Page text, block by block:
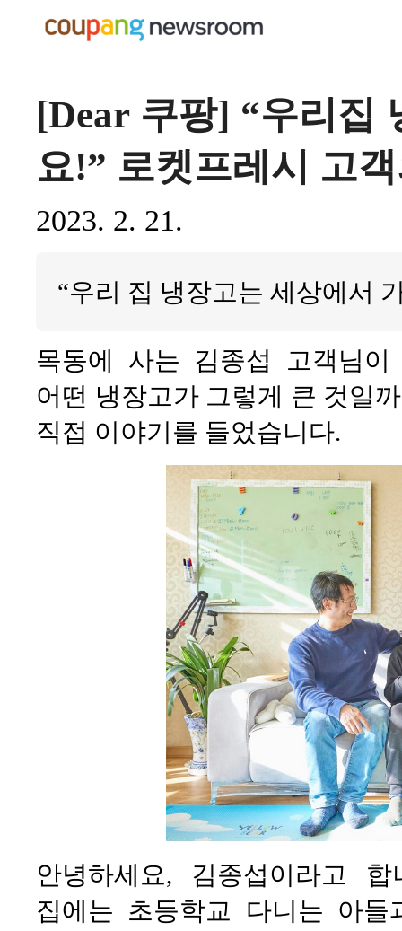
[Dear 쿠팡] “우리집
요!” 로켓프레시 고
2023. 2. 21.
“우리 집 냉장고는 세상에서
목동에 사는 김종섭 고객님
어떤 냉장고가 그렇게 큰 것일
직접 이야기를 들었습니다.
안녕하세요, 김종섭이라고
집에는 초등학교 다니는 아